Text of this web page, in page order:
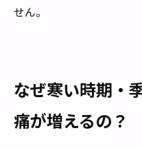
せん。
なぜ寒い時期・
痛が増えるの？